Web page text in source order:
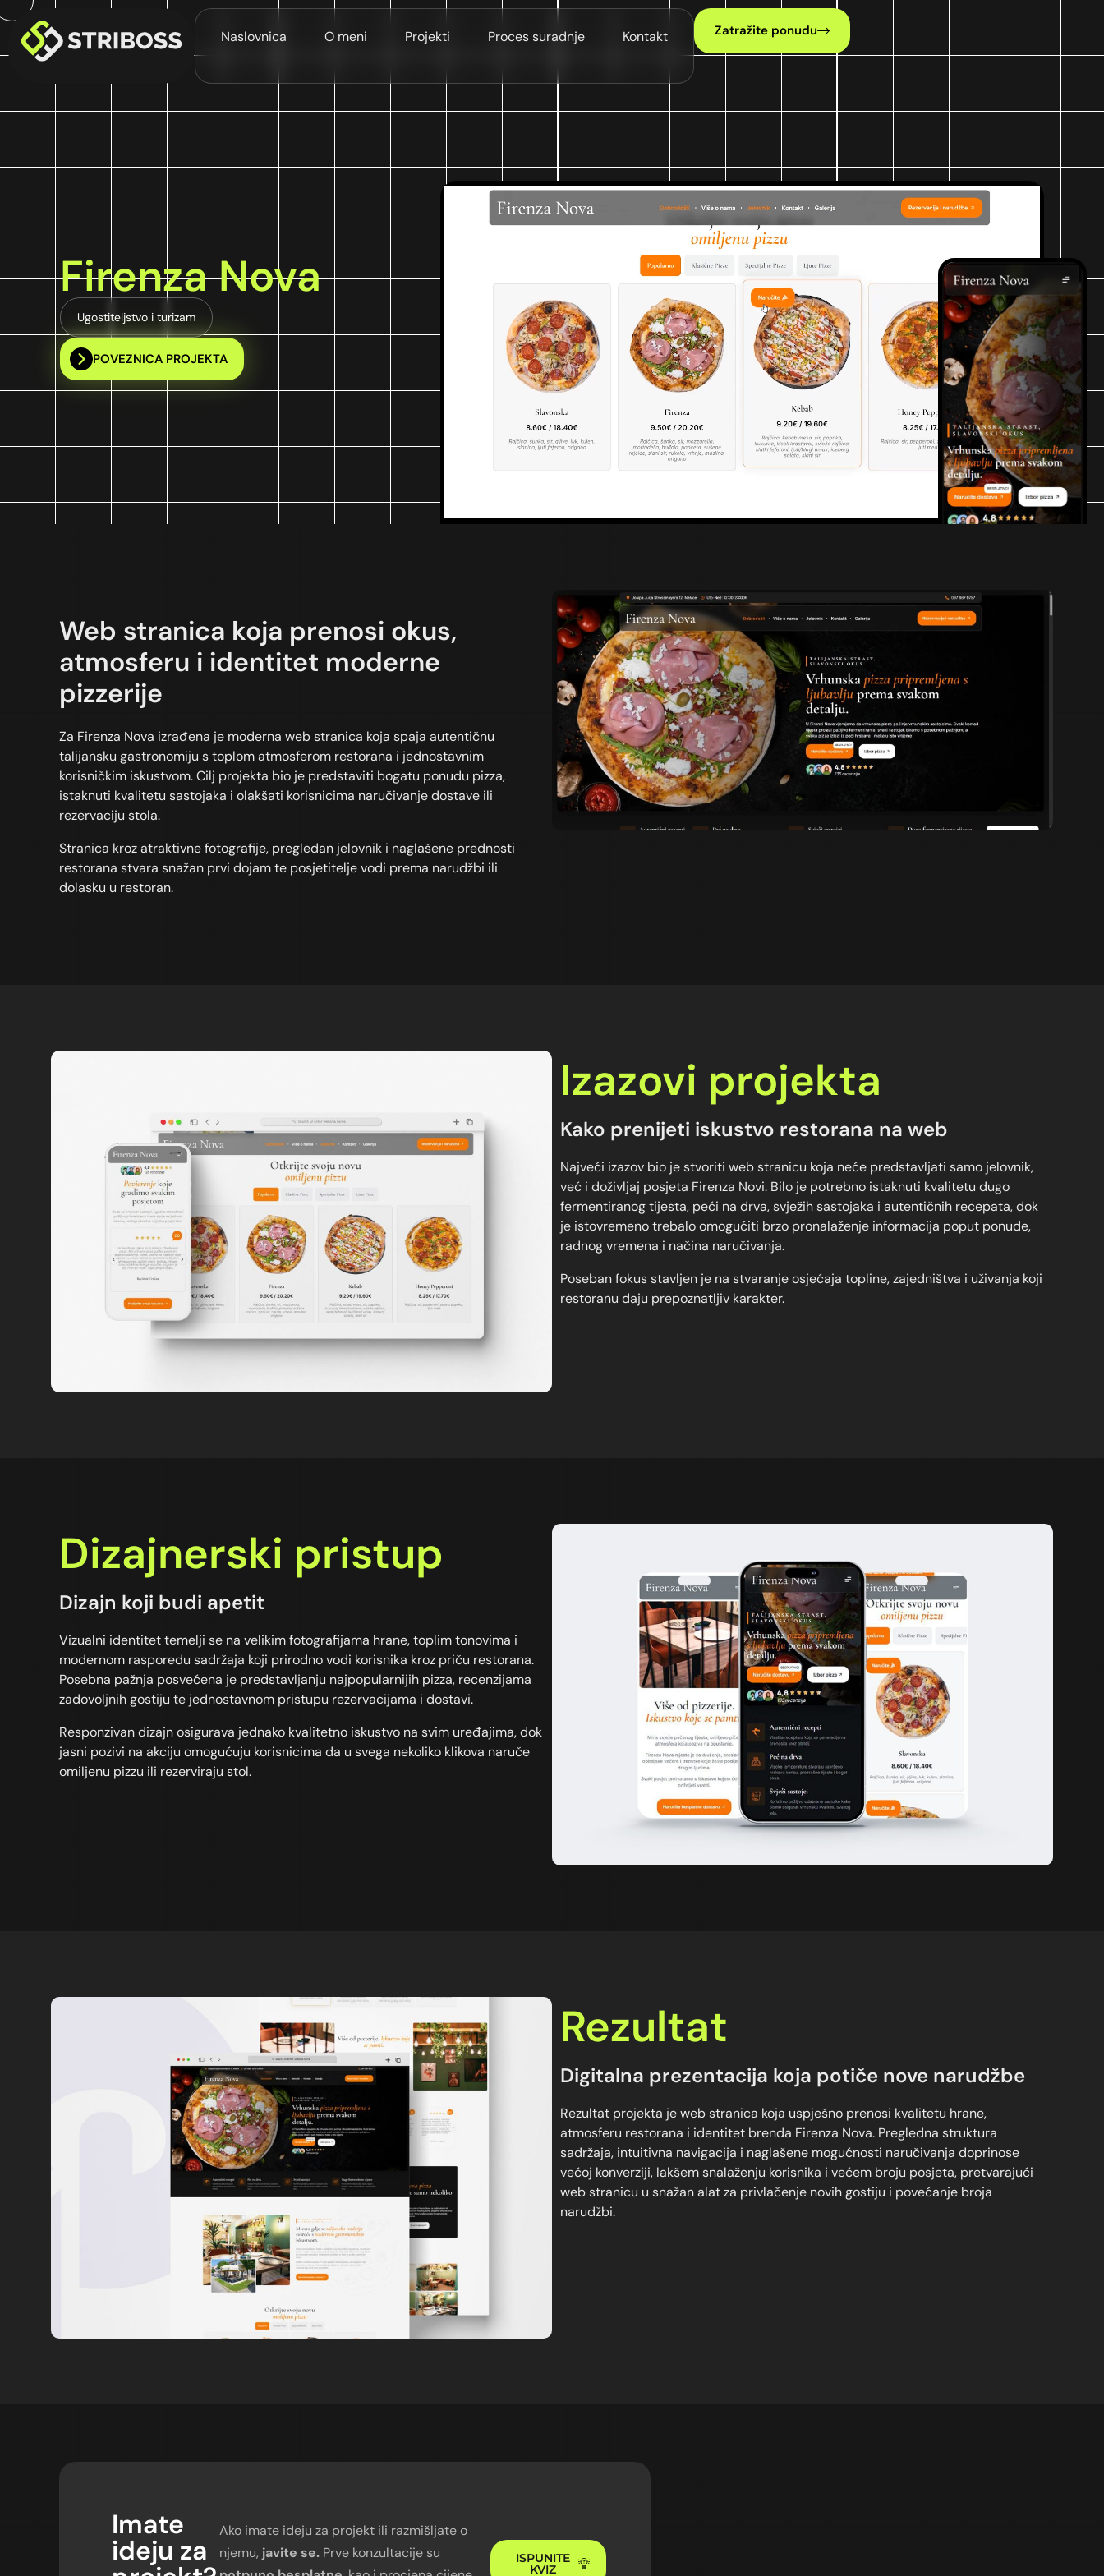
Naslovnica O meni Projekti Proces suradnje Kontakt Zatražite ponudu
Firenza Nova
Ugostiteljstvo i turizam
POVEZNICA PROJEKTA
Web stranica koja prenosi okus,
atmosferu i identitet moderne
pizzerije
Za Firenza Nova izrađena je moderna web stranica koja spaja autentičnu
talijansku gastronomiju s toplom atmosferom restorana i jednostavnim
korisničkim iskustvom. Cilj projekta bio je predstaviti bogatu ponudu pizza,
istaknuti kvalitetu sastojaka i olakšati korisnicima naručivanje dostave ili
rezervaciju stola.
Stranica kroz atraktivne fotografije, pregledan jelovnik i naglašene prednosti
restorana stvara snažan prvi dojam te posjetitelje vodi prema narudžbi ili
dolasku u restoran.
Izazovi projekta
Kako prenijeti iskustvo restorana na web
Najveći izazov bio je stvoriti web stranicu koja neće predstavljati samo jelovnik,
već i doživljaj posjeta Firenza Novi. Bilo je potrebno istaknuti kvalitetu dugo
fermentiranog tijesta, peći na drva, svježih sastojaka i autentičnih recepata, dok
je istovremeno trebalo omogućiti brzo pronalaženje informacija poput ponude,
radnog vremena i načina naručivanja.
Poseban fokus stavljen je na stvaranje osjećaja topline, zajedništva i uživanja koji
restoranu daju prepoznatljiv karakter.
Dizajnerski pristup
Dizajn koji budi apetit
Vizualni identitet temelji se na velikim fotografijama hrane, toplim tonovima i
modernom rasporedu sadržaja koji prirodno vodi korisnika kroz priču restorana.
Posebna pažnja posvećena je predstavljanju najpopularnijih pizza, recenzijama
zadovoljnih gostiju te jednostavnom pristupu rezervacijama i dostavi.
Responzivan dizajn osigurava jednako kvalitetno iskustvo na svim uređajima, dok
jasni pozivi na akciju omogućuju korisnicima da u svega nekoliko klikova naruče
omiljenu pizzu ili rezerviraju stol.
Rezultat
Digitalna prezentacija koja potiče nove narudžbe
Rezultat projekta je web stranica koja uspješno prenosi kvalitetu hrane,
atmosferu restorana i identitet brenda Firenza Nova. Pregledna struktura
sadržaja, intuitivna navigacija i naglašene mogućnosti naručivanja doprinose
većoj konverziji, lakšem snalaženju korisnika i većem broju posjeta, pretvarajući
web stranicu u snažan alat za privlačenje novih gostiju i povećanje broja
narudžbi.
Imate
ideju za
Ako imate ideju za projekt ili razmišljate o
njemu, javite se.Prve konzultacije su
ISPUNITE
KVIZ